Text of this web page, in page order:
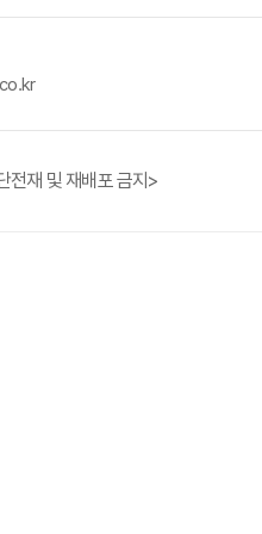
전재 및 재배포 금지>